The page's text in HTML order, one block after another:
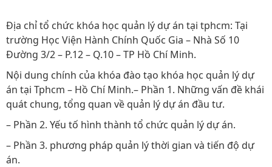
Địa chỉ tổ chức khóa học quản lý dự án tại tphcm: Tại
trường Học Viện Hành Chính Quốc Gia – Nhà Số 10
Đường 3/2 – P.12 – Q.10 – TP Hồ Chí Minh.
Nội dung chính của khóa đào tạo khóa học quản lý dự
án tại Tphcm – Hồ Chí Minh.– Phần 1. Những vấn đề khái
quát chung, tổng quan về quản lý dự án đầu tư.
– Phần 2. Yếu tố hình thành tổ chức quản lý dự án.
– Phần 3. phương pháp quản lý thời gian và tiến độ dự
án.